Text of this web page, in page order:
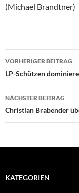
(Michael Brandtner)
VORHERIGER BEITRAG
LP-Schützen
NÄCHSTER BEITRAG
Christian Brabender
KATEGORIEN